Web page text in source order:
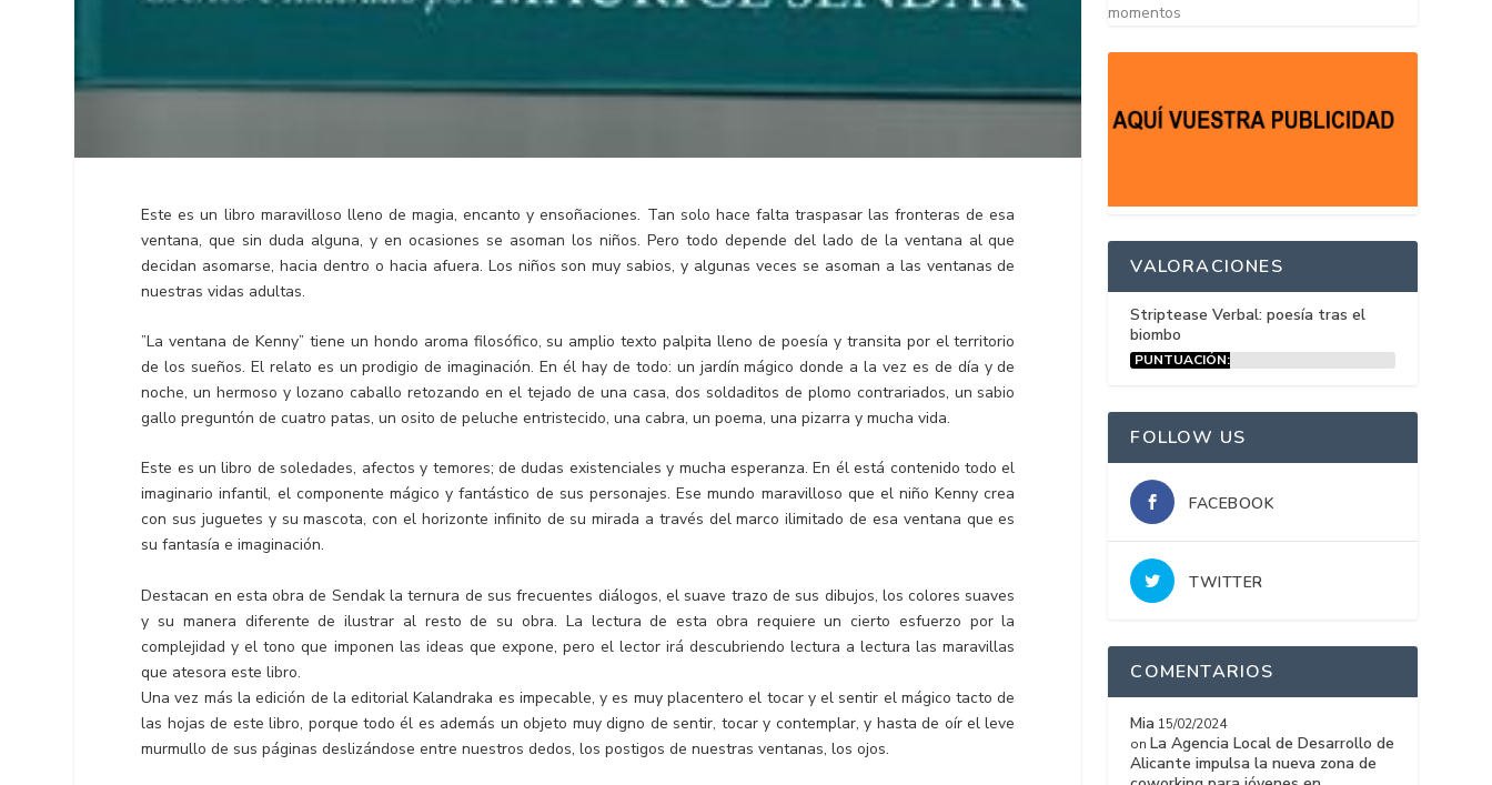
Este es un libro maravilloso lleno de magia, encanto y ensoñaciones. Tan solo hace falta traspasar las fronteras de esa
ventana, que sin duda alguna, y en ocasiones se asoman los niños. Pero todo depende del lado de la ventana al que
decidan asomarse, hacia dentro o hacia afuera. Los niños son muy sabios, y algunas veces se asoman a las ventanas de
nuestras vidas adultas.
”La ventana de Kenny” tiene un hondo aroma filosófico, su amplio texto palpita lleno de poesía y transita por el territorio
de los sueños. El relato es un prodigio de imaginación. En él hay de todo: un jardín mágico donde a la vez es de día y de
noche, un hermoso y lozano caballo retozando en el tejado de una casa, dos soldaditos de plomo contrariados, un sabio
gallo preguntón de cuatro patas, un osito de peluche entristecido, una cabra, un poema, una pizarra y mucha vida.
Este es un libro de soledades, afectos y temores; de dudas existenciales y mucha esperanza. En él está contenido todo el
imaginario infantil, el componente mágico y fantástico de sus personajes. Ese mundo maravilloso que el niño Kenny crea
con sus juguetes y su mascota, con el horizonte infinito de su mirada a través del marco ilimitado de esa ventana que es
su fantasía e imaginación.
Destacan en esta obra de Sendak la ternura de sus frecuentes diálogos, el suave trazo de sus dibujos, los colores suaves
y su manera diferente de ilustrar al resto de su obra. La lectura de esta obra requiere un cierto esfuerzo por la
complejidad y el tono que imponen las ideas que expone, pero el lector irá descubriendo lectura a lectura las maravillas
que atesora este libro.
Una vez más la edición de la editorial Kalandraka es impecable, y es muy placentero el tocar y el sentir el mágico tacto de
las hojas de este libro, porque todo él es además un objeto muy digno de sentir, tocar y contemplar, y hasta de oír el leve
murmullo de sus páginas deslizándose entre nuestros dedos, los postigos de nuestras ventanas, los ojos.
momentos
VALORACIONES
Striptease Verbal: poesía tras el
biombo
PUNTUACIÓN:
FOLLOW US
FACEBOOK
TWITTER
COMENTARIOS
Mia 15/02/2024
on La Agencia Local de Desarrollo de
Alicante impulsa la nueva zona de